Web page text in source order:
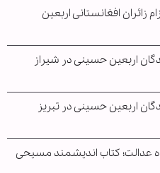
زائران افغانستانی اربعین
اربعین حسینی در شیراز
اربعین حسینی در تبریز
عدالت؛ کتاب اندیشمند مسیحی